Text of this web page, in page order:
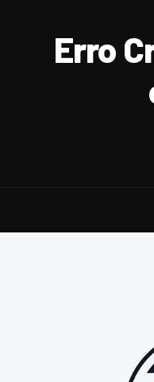
Erro